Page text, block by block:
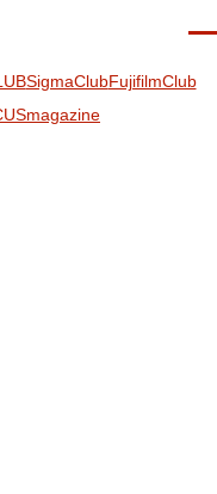
SigmaClubFujifilmClub